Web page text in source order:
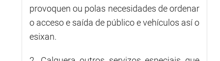
provoquen ou polas necesidades de ordenar
o acceso e saída de público e vehículos así o
esixan.